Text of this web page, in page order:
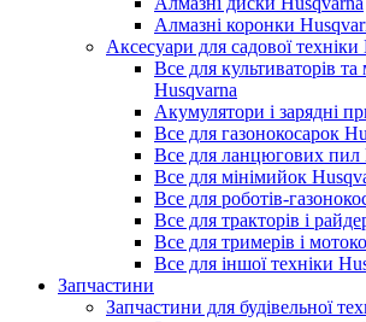
Алмазні коронки
Аксесуари для садової техніки
Все для культиваторів та
Husqvarna
Акумулятори і зарядні
Все для газонокосарок
Все для ланцюгових пил
Все для мінімийок
Все для роботів-
Все для тракторів і
Все для тримерів і
Все для іншої техніки
Запчастини
Запчастини для будівельної